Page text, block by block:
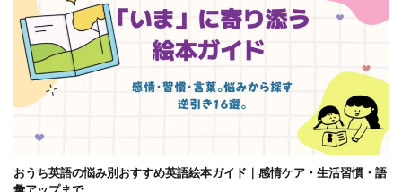
おうち英語の悩み別おすすめ英語絵本ガイド｜感情ケア・生活習慣・語